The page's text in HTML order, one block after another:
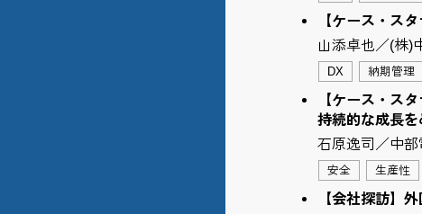
【ケース・ス
山添卓也／(株)
DX 納期管理
【ケース・ス
持続的な成長
石原逸司／中部
安全 生産性
【会社探訪】